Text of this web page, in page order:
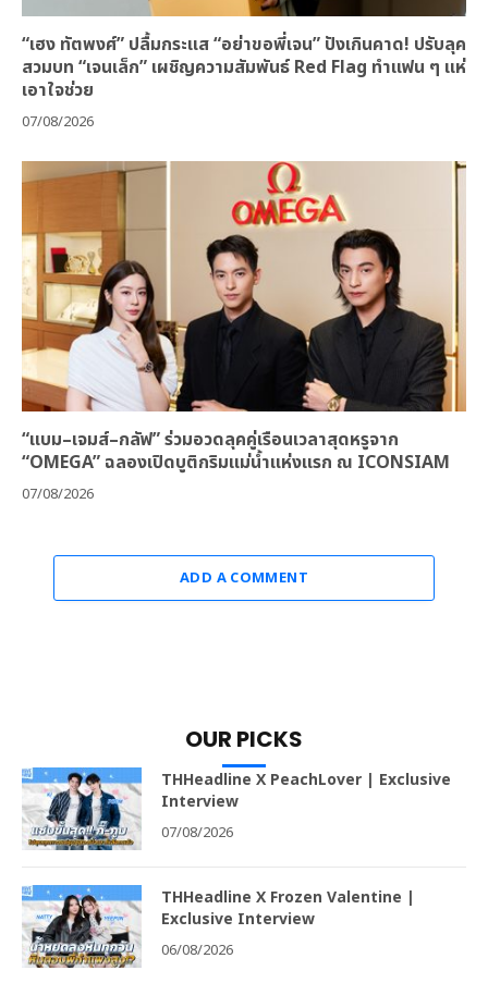
“เฮง ทัตพงศ์” ปลื้มกระแส “อย่าขอพี่เจน” ปังเกินคาด! ปรับลุค
สวมบท “เจนเล็ก” เผชิญความสัมพันธ์ Red Flag ทำแฟน ๆ แห่
เอาใจช่วย
07/08/2026
“แบม–เจมส์–กลัฟ” ร่วมอวดลุคคู่เรือนเวลาสุดหรูจาก
“OMEGA” ฉลองเปิดบูติกริมแม่น้ำแห่งแรก ณ ICONSIAM
07/08/2026
ADD A COMMENT
OUR PICKS
THHeadline X PeachLover | Exclusive
Interview
07/08/2026
THHeadline X Frozen Valentine |
Exclusive Interview
06/08/2026